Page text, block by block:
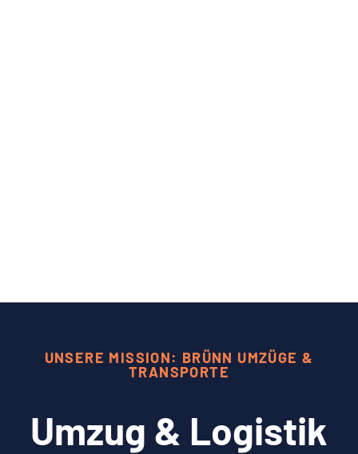
UNSERE MISSION: BRÜNN UMZÜGE &
TRANSPORTE
Umzug & Logistik